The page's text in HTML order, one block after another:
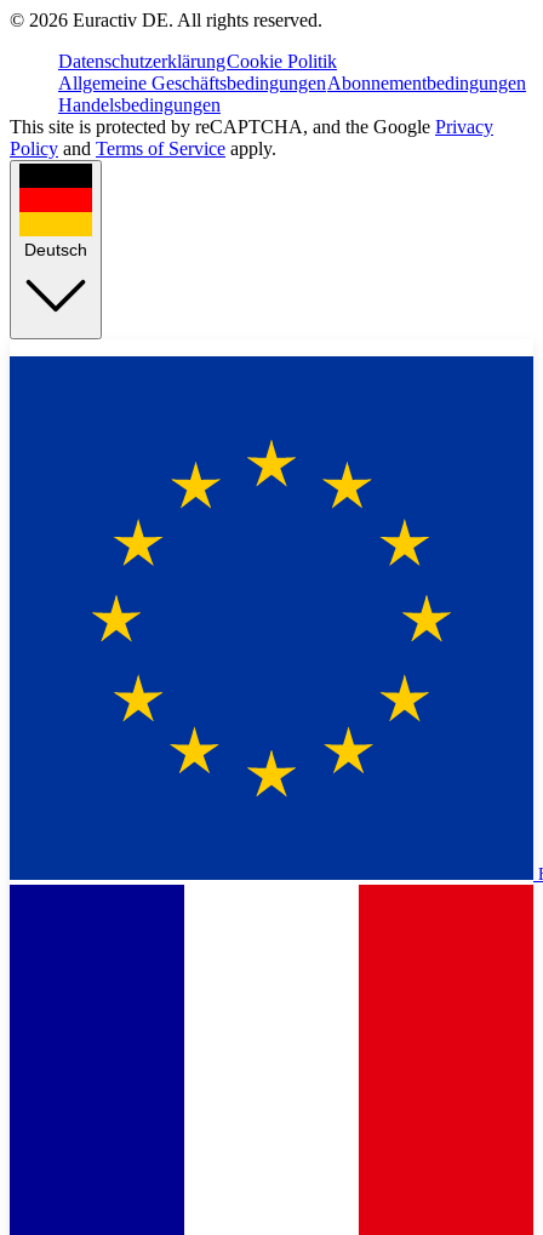
© 2026 Euractiv DE. All rights reserved.
DatenschutzerklärungCookie Politik
Allgemeine GeschäftsbedingungenAbonnementbedingungen
Handelsbedingungen
This site is protected by reCAPTCHA, and the Google Privacy
Policy and Terms of Service apply.
Deutsch